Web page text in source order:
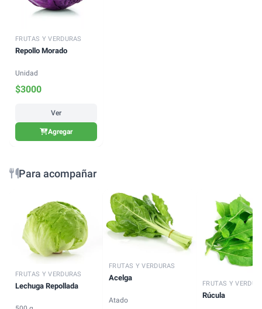
FRUTAS Y VERDURAS
Repollo Morado
Unidad
$3000
Ver
Agregar
Para acompañar
FRUTAS Y VERDURAS
Lechuga Repollada
FRUTAS Y VERDURAS
Acelga
Atado
FRUTAS Y
Rúcula